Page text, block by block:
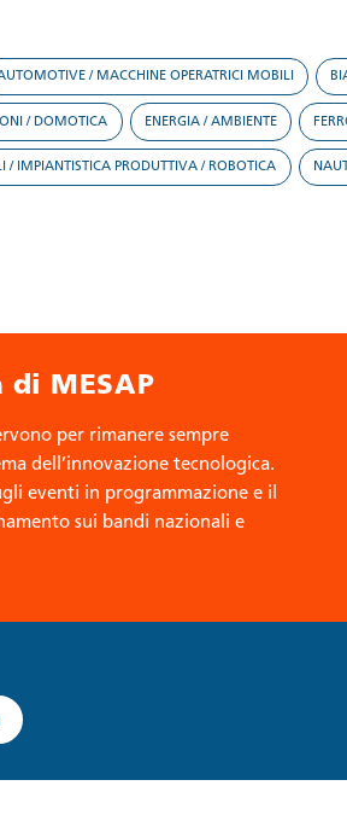
/ MACCHINE OPERATRICI MOBILI
/ DOMOTICA ENERGIA / AMBIENTE
/ IMPIANTISTICA PRODUTTIVA / ROBOTICA
MESAP
per rimanere sempre
dell’innovazione tecnologica.
eventi in programmazione e il
sui bandi nazionali e